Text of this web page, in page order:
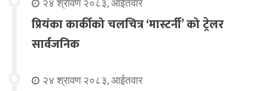
२४ श्रावण २०८३, आईतवार
प्रियंका कार्कीको चलचित्र ‘मास्टर्नी’ को ट्रेलर
सार्वजनिक
२४ श्रावण २०८३, आईतवार